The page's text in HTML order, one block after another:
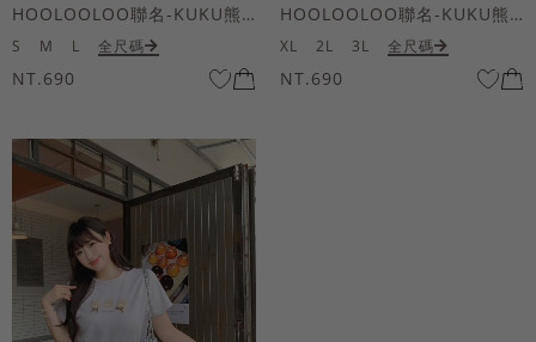
HOOLOOLOO聯名-KUKU熊蝴蝶結短袖上衣
S M L 全尺碼
NT.690
HOOLOOLOO聯名-KUKU熊蝴蝶結短袖上衣
XL 2L 3L 全尺碼
NT.690